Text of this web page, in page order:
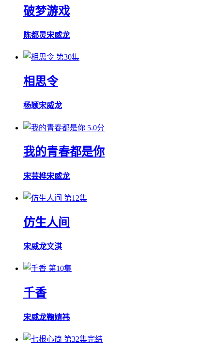
破梦游戏
陈都灵宋威龙
第30集
相思令
杨颖宋威龙
5.0分
我的青春都是你
宋芸桦宋威龙
第12集
仿生人间
宋威龙文淇
第10集
千香
宋威龙鞠婧祎
第32集完结